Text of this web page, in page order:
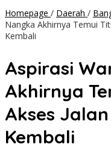
Homepage / Daerah /
Nangka Akhirnya Temui
Kembali
Aspirasi
Akhirnya
Akses
Kembali